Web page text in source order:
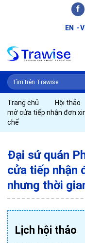
EN
Trang chủ Hội thảo
mở cửa tiếp nhận đơn
chế
Đại sứ quán
cửa tiếp nhận
nhưng thời
Lịch hội thảo